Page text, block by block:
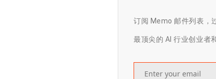
订阅 Memo 邮件列表，
最顶尖的 AI 行业创业者